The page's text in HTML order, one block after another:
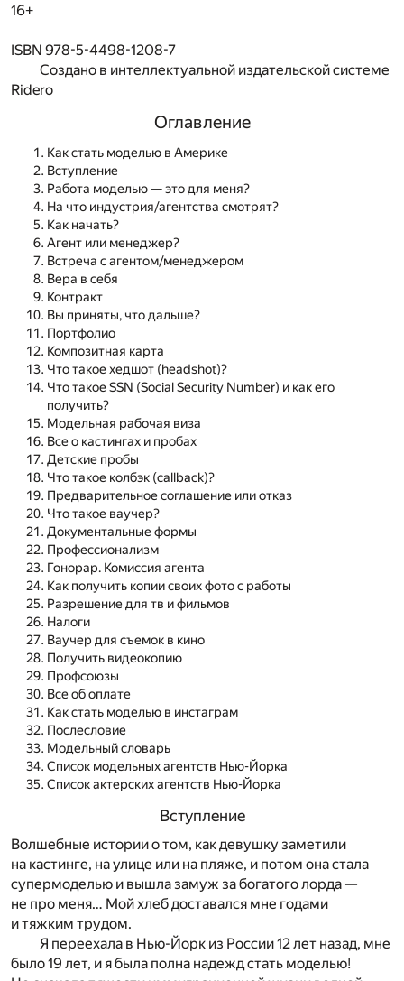
16+
ISBN 978-5-4498-1208-7
Создано в интеллектуальной издательской системе
Ridero
Оглавление
Как стать моделью в Америке
Вступление
Работа моделью — это для меня?
На что индустрия/агентства смотрят?
Как начать?
Агент или менеджер?
Встреча с агентом/менеджером
Вера в себя
Контракт
Вы приняты, что дальше?
Портфолио
Композитная карта
Что такое хедшот (headshot)?
Что такое SSN (Social Security Number) и как его
получить?
Модельная рабочая виза
Все о кастингах и пробах
Детские пробы
Что такое колбэк (callback)?
Предварительное соглашение или отказ
Что такое ваучер?
Документальные формы
Профессионализм
Гонорар. Комиссия агента
Как получить копии своих фото с работы
Разрешение для тв и фильмов
Налоги
Ваучер для съемок в кино
Получить видеокопию
Профсоюзы
Все об оплате
Как стать моделью в инстаграм
Послесловие
Модельный словарь
Список модельных агентств Нью-Йорка
Список актерских агентств Нью-Йорка
Вступление
Волшебные истории о том, как девушку заметили
на кастинге, на улице или на пляже, и потом она стала
супермоделью и вышла замуж за богатого лорда —
не про меня… Мой хлеб доставался мне годами
и тяжким трудом.
Я переехала в Нью-Йорк из России 12 лет назад, мне
было 19 лет, и я была полна надежд стать моделью!